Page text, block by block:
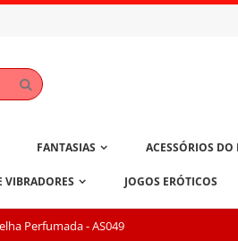
FANTASIAS ACESSÓRIOS DO
VIBRADORES JOGOS ERÓTICOS
Perfumada - AS049